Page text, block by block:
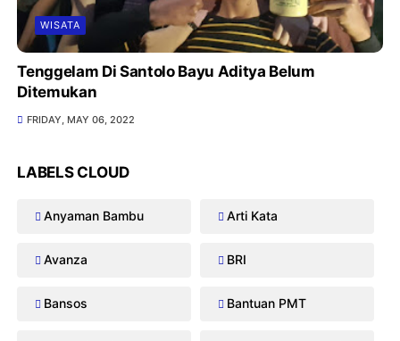
WISATA
Tenggelam Di Santolo Bayu Aditya Belum
Ditemukan
FRIDAY, MAY 06, 2022
LABELS CLOUD
Anyaman Bambu Arti Kata
Avanza BRI
Bansos Bantuan PMT